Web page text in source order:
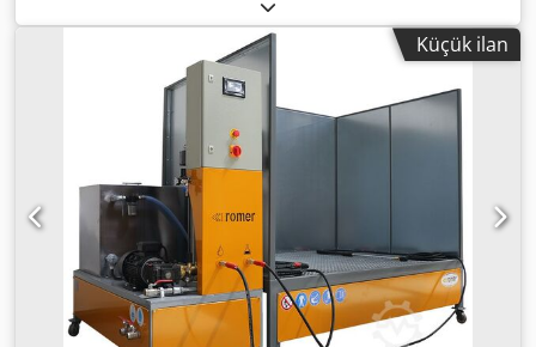
and painted high-quality steel frame with forklift slots,
suitable for installation in commercial vehicles. PTC Moses
60/200, 75/150, 30/300, 75/210XL, 84/190XL, 102/150XL, and
50/300XL—similar to, but not Feierabend & Fock, Karo,
Leistikow, Müller, Rioned, Rockstroh, Rom, Rowo, etc.
Dcjdpfjf Ar Exsx Am Hsk The following models are
available: Moses 60/200 | 60 l/min at 200 bar | Engine:
Yanmar 3TNV88C 27.5 kW Stage V Moses 75/150 | 75 l/min
at 150 bar | Engine: Yanmar 3TNV88C 27.5 kW Stage V
Moses 30/300 | 30 l/min at 300 bar | Engine: Yanmar
3TNV88C 27.5 kW Stage V Moses XL 75/210 | 75 l/min at
210 bar | Engine: Yanmar 4TNV88C 35.5 kW Stage V Moses
XL 84/190 | 80 l/min at 190 bar | Engine: Yanmar 4TNV88C
Küçük ilan